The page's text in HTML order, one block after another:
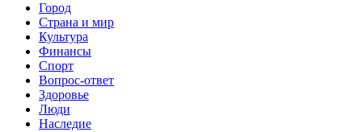
Город
Страна и мир
Культура
Финансы
Спорт
Вопрос-ответ
Здоровье
Люди
Наследие